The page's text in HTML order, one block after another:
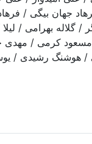
جهان بیگی /
بهرامی /
كرمی /
رشیدی /